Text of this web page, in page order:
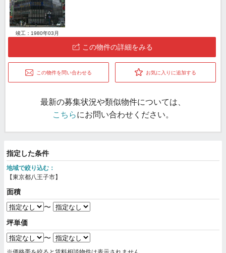
竣工：1980年03月
この物件の詳細をみる
この物件を問い合わせる お気に入りに追加する
最新の募集状況や類似物件については、
こちらにお問い合わせください。
指定した条件
地域で絞り込む：
【東京都八王子市】
面積
〜
坪単価
〜